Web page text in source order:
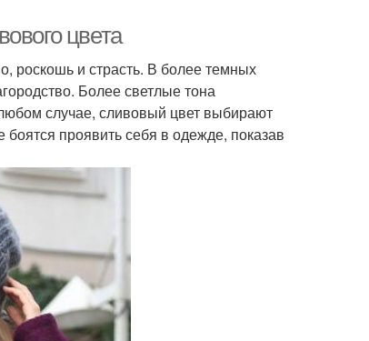
цвета
роскошь и страсть. В более темных
Более светлые тона
случае, сливовый цвет выбирают
проявить себя в одежде, показав